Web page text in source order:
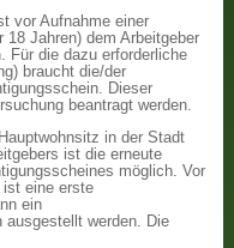
vor Aufnahme einer
18 Jahren) dem Arbeitgeber
Für die dazu erforderliche
braucht die/der
Dieser
beantragt werden.
in der Stadt
ist die erneute
möglich. Vor
eine erste
ein
ausgestellt werden. Die